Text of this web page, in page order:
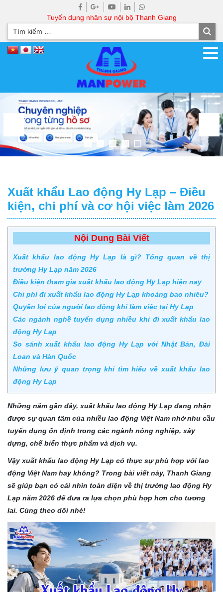
Tuyển dụng nhân sự nội bộ Thanh Giang
Xuất khẩu Lao động Hy Lạp – Điều
kiện, chi phí và cơ hội việc làm 2026
Nội Dung Bài Viết
Xuất khẩu lao động Hy Lạp là gì? Tổng quan về thị
trường Hy Lạp năm 2026
Điều kiện tham gia xuất khẩu lao động Hy Lạp hiện nay
Chi phí đi xuất khẩu lao động Hy Lạp khoảng bao nhiêu?
Quyền lợi của người lao động khi làm việc tại Hy Lạp
Các ngành nghề tuyển dụng nhiều khi đi xuất khẩu lao
động Hy Lạp
So sánh xuất khẩu lao động Hy Lạp với Nhật Bản, Đài
Loan và Hàn Quốc
Những lưu ý quan trọng khi tìm hiểu về xuất khẩu lao
động Hy Lạp
Những năm gần đây, xuất khẩu lao động Hy Lạp đang nhận
được sự quan tâm của nhiều lao động Việt Nam nhờ nhu cầu
tuyển dụng ổn định trong các ngành nông nghiệp, xây
dựng, chế biến thực phẩm và dịch vụ.
Vậy xuất khẩu lao động Hy Lạp có thực sự phù hợp với lao
động Việt Nam hay không? Trong bài viết này, Thanh Giang
sẽ giúp bạn có cái nhìn toàn diện về thị trường lao động Hy
Lạp năm 2026 để đưa ra lựa chọn phù hợp hơn cho tương
lai. Cùng theo dõi nhé!